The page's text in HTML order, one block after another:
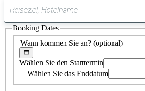
gefundener
Vorschlag
Wann kommen Sie an? (optional)
Wählen Sie den Starttermin
Wählen Sie das Enddatum
Booking Dates